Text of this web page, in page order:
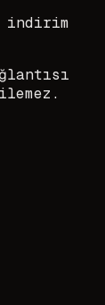
indirim